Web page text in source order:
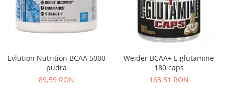
Vitamine bărbați / femei
Îngrijire personală
Insulated
JNX Sports
MEX
Muscle Meds
Evlution Nutrition BCAA 5000
pudra
89,59 RON
Weider BCAA+ L-glutamine
180 caps
163,51 RON